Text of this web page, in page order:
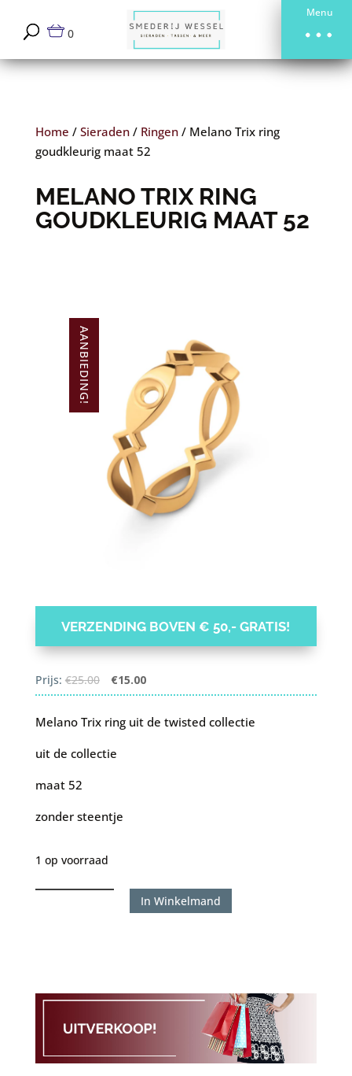
Menu
0
Home / Sieraden/ Ringen/ Melano Trix ring
goudkleurig maat 52
MELANO TRIX RING
GOUDKLEURIG MAAT 52
AANBIEDING!
VERZENDING BOVEN € 50,- GRATIS!
Prijs: €25.00
Oorspronkelijke
prijs
was:
€15.00Huidige
prijs
is:
Melano Trix ring uit de twisted collectie
uit de collectie
maat 52
zonder steentje
1 op voorraad
52
In Winkelmand